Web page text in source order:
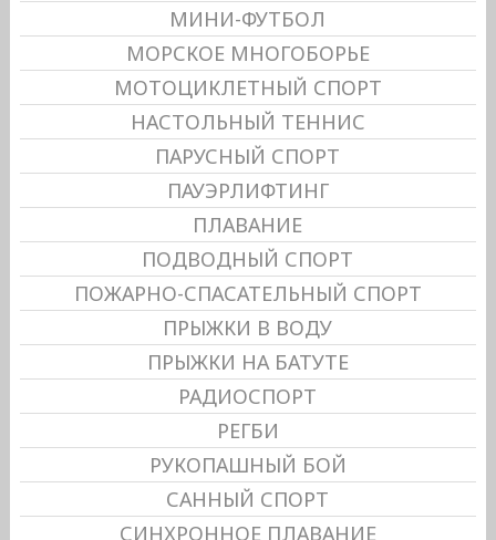
МИНИ-ФУТБОЛ
МОРСКОЕ МНОГОБОРЬЕ
МОТОЦИКЛЕТНЫЙ СПОРТ
НАСТОЛЬНЫЙ ТЕННИС
ПАРУСНЫЙ СПОРТ
ПАУЭРЛИФТИНГ
ПЛАВАНИЕ
ПОДВОДНЫЙ СПОРТ
ПОЖАРНО-СПАСАТЕЛЬНЫЙ СПОРТ
ПРЫЖКИ В ВОДУ
ПРЫЖКИ НА БАТУТЕ
РАДИОСПОРТ
РЕГБИ
РУКОПАШНЫЙ БОЙ
САННЫЙ СПОРТ
СИНХРОННОЕ ПЛАВАНИЕ